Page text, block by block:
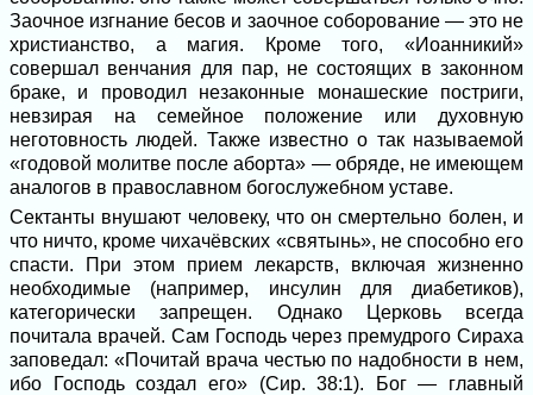
Заочное изгнание бесов и заочное соборование — это не
христианство, а магия. Кроме того, «Иоанникий»
совершал венчания для пар, не состоящих в законном
браке, и проводил незаконные монашеские постриги,
невзирая на семейное положение или духовную
неготовность людей. Также известно о так называемой
«годовой молитве после аборта» — обряде, не имеющем
аналогов в православном богослужебном уставе.
Сектанты внушают человеку, что он смертельно болен, и
что ничто, кроме чихачёвских «святынь», не способно его
спасти. При этом прием лекарств, включая жизненно
необходимые (например, инсулин для диабетиков),
категорически запрещен. Однако Церковь всегда
почитала врачей. Сам Господь через премудрого Сираха
заповедал: «Почитай врача честью по надобности в нем,
ибо Господь создал его» (Сир. 38:1). Бог — главный